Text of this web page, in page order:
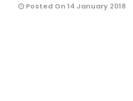
Posted On 14 January 2018